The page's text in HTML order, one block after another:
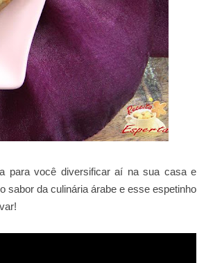
para você diversificar aí na sua casa e
sabor da culinária árabe e esse espetinho